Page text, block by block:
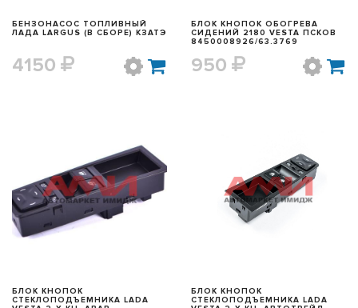
БЕНЗОНАСОС ТОПЛИВНЫЙ
ЛАДА LARGUS (В СБОРЕ) КЗАТЭ
4150
БЛОК КНОПОК ОБОГРЕВА
СИДЕНИЙ 2180 VESTA ПСКОВ
8450008926/63.3769
950
БЫСТРЫЙ ПРОСМОТР
БЛОК КНОПОК
СТЕКЛОПОДЪЕМНИКА LADA
БЫСТРЫЙ ПРОСМОТР
БЛОК КНОПОК
СТЕКЛОПОДЪЕМНИКА LADA